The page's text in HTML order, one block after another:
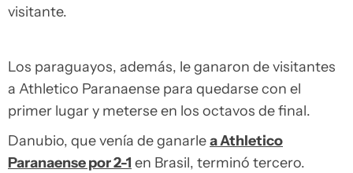
visitante.
Los paraguayos, además, le ganaron de visitantes
a Athletico Paranaense para quedarse con el
primer lugar y meterse en los octavos de final.
Danubio, que venía de ganarlea Athletico
Paranaense por 2-1 en Brasil, terminó tercero.